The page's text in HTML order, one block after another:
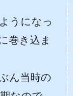
うになっ
巻き込ま
ん当時の